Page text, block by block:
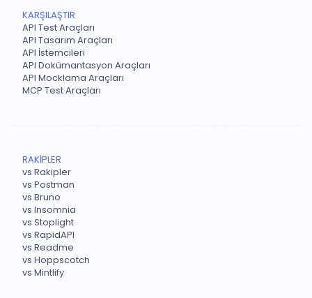
KARŞILAŞTIR
API Test Araçları
API Tasarım Araçları
API İstemcileri
API Dokümantasyon Araçları
API Mocklama Araçları
MCP Test Araçları
RAKİPLER
vs Rakipler
vs Postman
vs Bruno
vs Insomnia
vs Stoplight
vs RapidAPI
vs Readme
vs Hoppscotch
vs Mintlify